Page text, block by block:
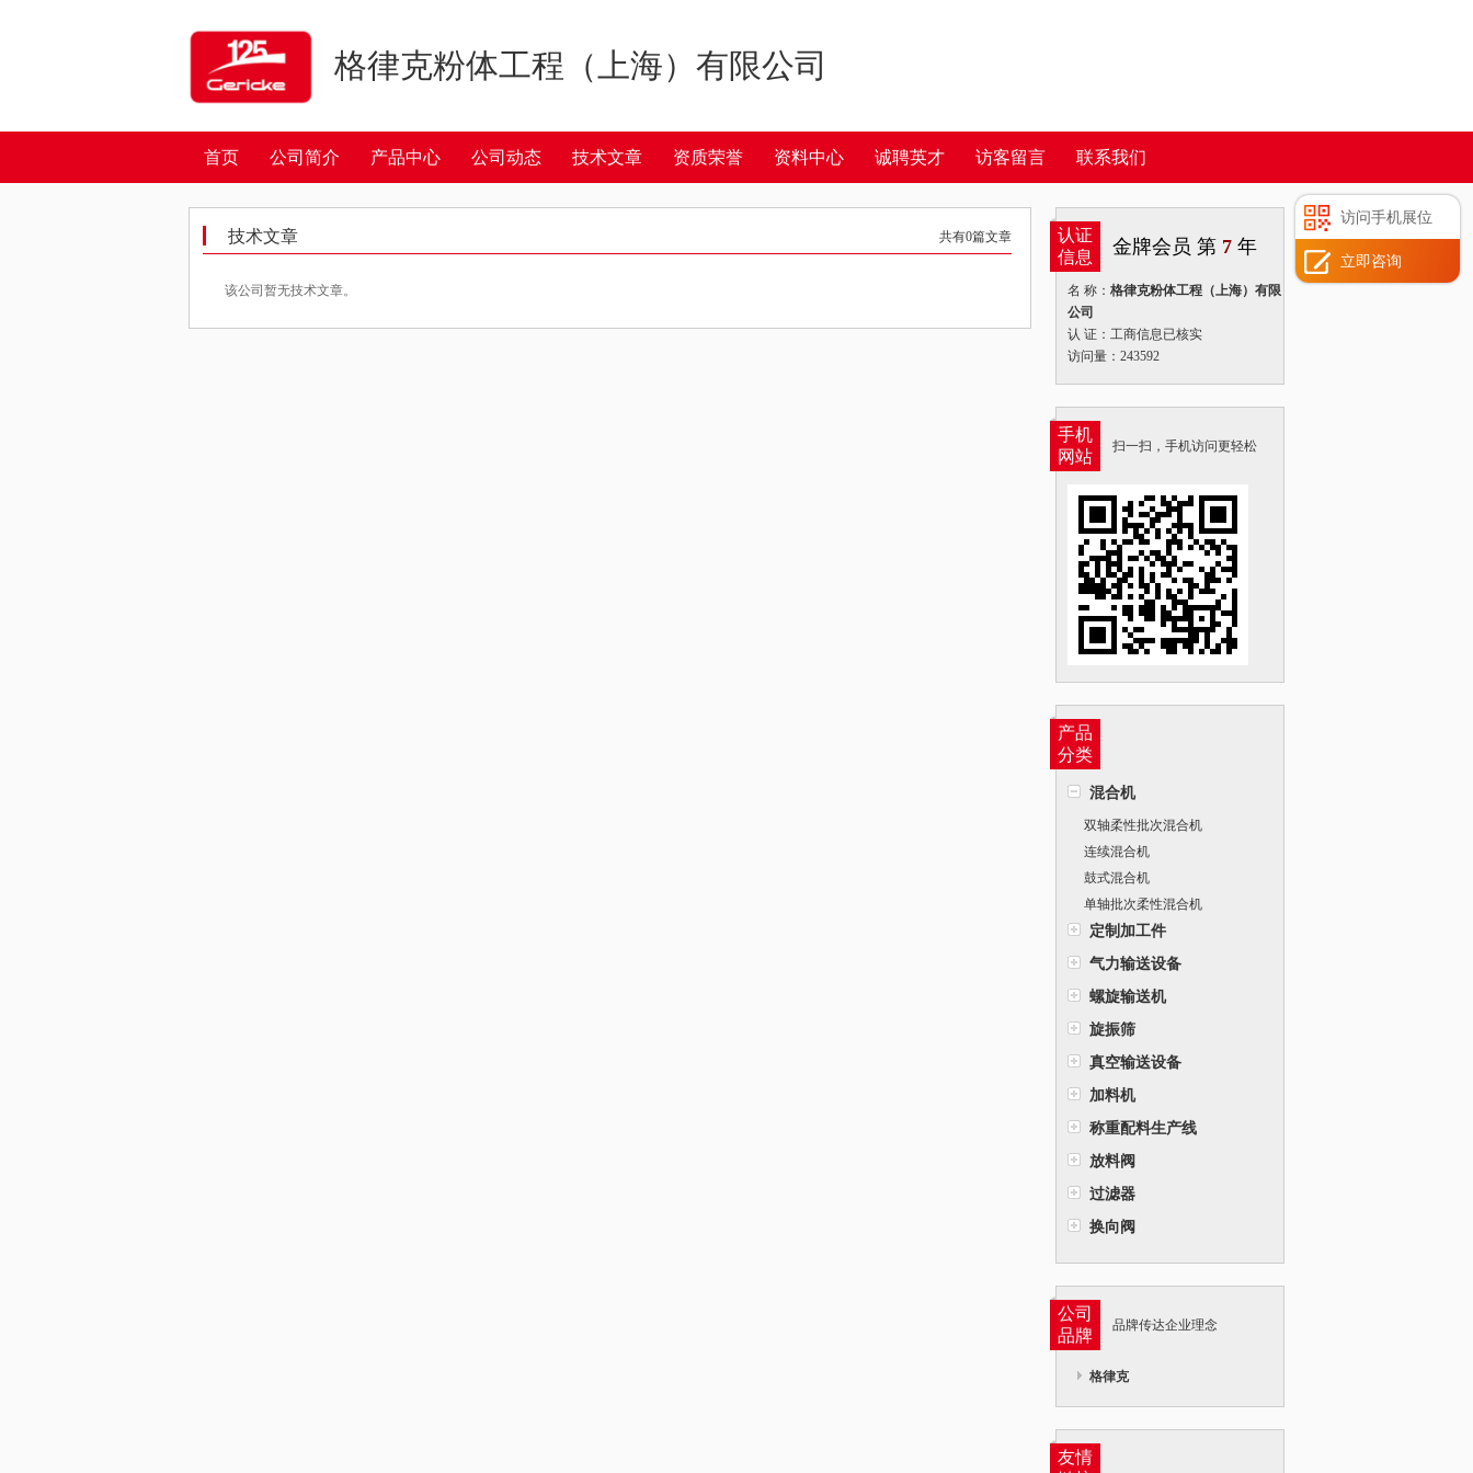
格律克粉体工程（上海）有限公司
首页 公司简介 产品中心 公司动态 技术文章 资质荣誉 资料中心 诚聘英才 访客留言 联系我们
访问手机展位
立即咨询
认证
信息
金牌会员 第 7 年
名 称： 格律克粉体工程（上海）有限
公司
认 证：工商信息已核实
访问量：243592
手机
网站
扫一扫，手机访问更轻松
产品
分类
混合机
双轴柔性批次混合机
连续混合机
鼓式混合机
单轴批次柔性混合机
定制加工件
气力输送设备
螺旋输送机
旋振筛
真空输送设备
加料机
称重配料生产线
放料阀
过滤器
换向阀
公司
品牌
品牌传达企业理念
格律克
友情
技术文章 共有0篇文章
该公司暂无技术文章。